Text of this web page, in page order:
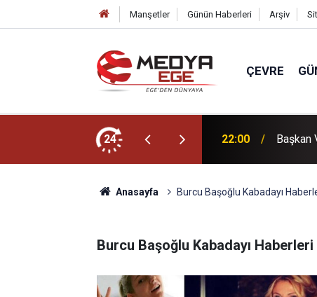
Manşetler Günün Haberleri Arşiv
ÇEVRE
24 22:00 3 bin
Anasayfa Burcu Başoğlu Kabadayı
Burcu Başoğlu Kabadayı Haberleri